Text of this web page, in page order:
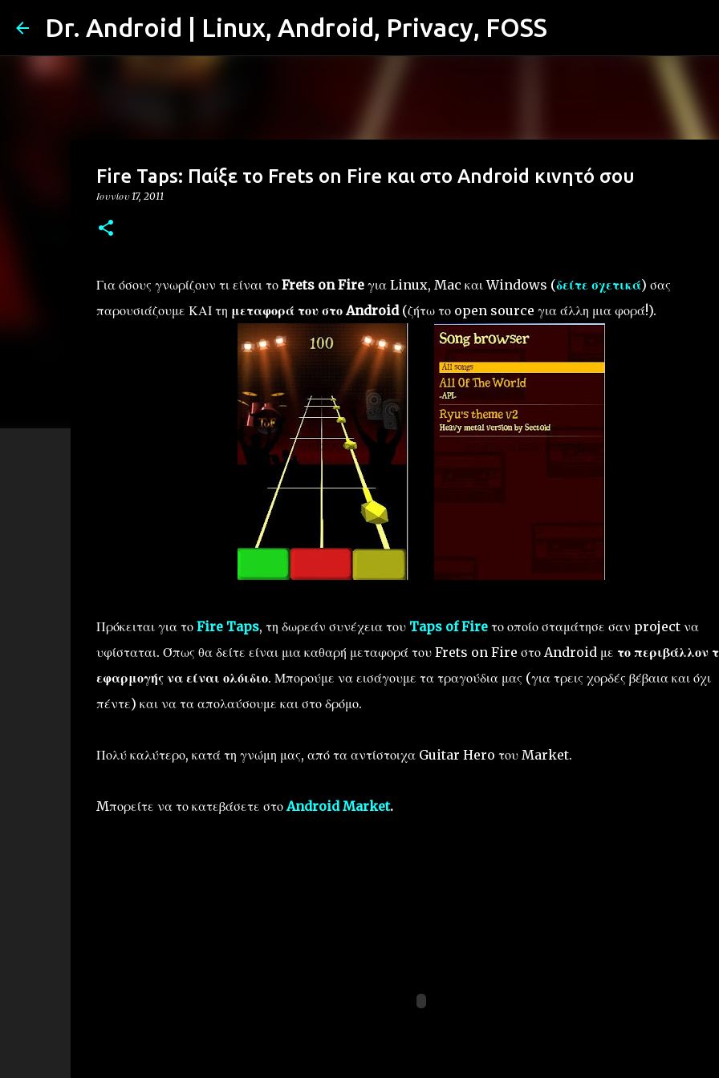
Μετάβαση στο κύριο περιεχόμενο
Dr. Android | Linux, Android, Privacy, FOSS
Fire Taps: Παίξε το Frets on Fire και στο Android κινητό σου
Ιουνίου 17, 2011
Για όσους γνωρίζουν τι είναι το Frets on Fireγια Linux, Mac και Windows (δείτε σχετικά) σας
παρουσιάζουμε ΚΑΙ τη μεταφορά του στο Android(ζήτω το open source για άλλη μια φορά!).
Πρόκειται για το Fire Taps, τη δωρεάν συνέχεια του Taps of Fireτο οποίο σταμάτησε σαν project να
υφίσταται. Όπως θα δείτε είναι μια καθαρή μεταφορά του Frets on Fire στο Android με το περιβάλλον
εφαρμογής να είναι ολόιδιο. Μπορούμε να εισάγουμε τα τραγούδια μας (για τρεις χορδές βέβαια και όχι
πέντε) και να τα απολαύσουμε και στο δρόμο.
Πολύ καλύτερο, κατά τη γνώμη μας, από τα αντίστοιχα Guitar Hero του Market.
Mπορείτε να το κατεβάσετε στοAndroid Market.